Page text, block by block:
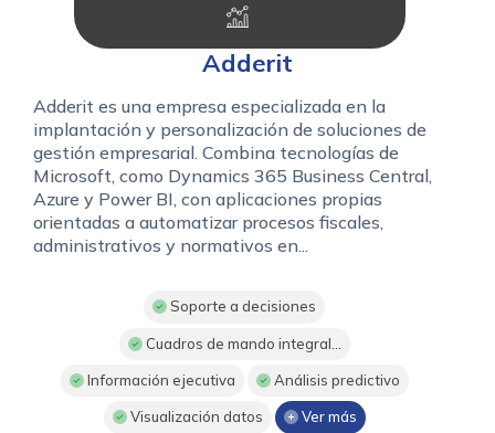
Adderit
Adderit es una empresa especializada en la
implantación y personalización de soluciones de
gestión empresarial. Combina tecnologías de
Microsoft, como Dynamics 365 Business Central,
Azure y Power BI, con aplicaciones propias
orientadas a automatizar procesos fiscales,
administrativos y normativos en...
Soporte a decisiones
Cuadros de mando integral...
Información ejecutiva Análisis predictivo
Visualización datos Ver más